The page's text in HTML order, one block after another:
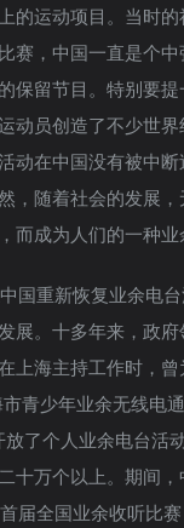
的运动项目。当时
赛，中国一直是个中
保留节目。特别要
动员创造了不少世
动在中国没有被中
，随着社会的发展
而成为人们的一种业
国重新恢复业余电
展。十多年来，政
上海主持工作时，
青少年业余无线电
放了个人业余电台活
十万个以上。期间
届全国业余收听比